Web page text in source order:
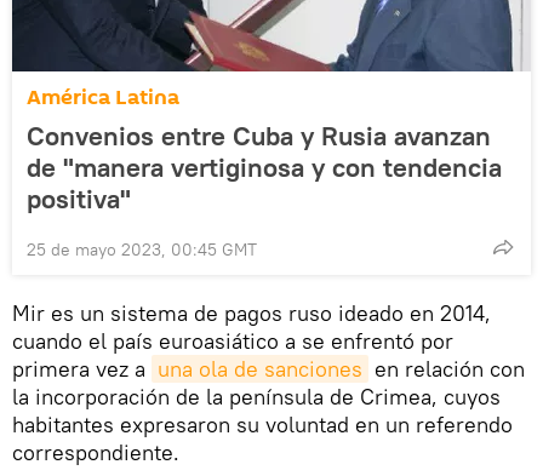
América Latina
Convenios entre Cuba y Rusia avanzan
de "manera vertiginosa y con tendencia
positiva"
25 de mayo 2023, 00:45 GMT
Mir es un sistema de pagos ruso ideado en 2014,
cuando el país euroasiático a se enfrentó por
primera vez a una ola de sanciones en relación con
la incorporación de la península de Crimea, cuyos
habitantes expresaron su voluntad en un referendo
correspondiente.